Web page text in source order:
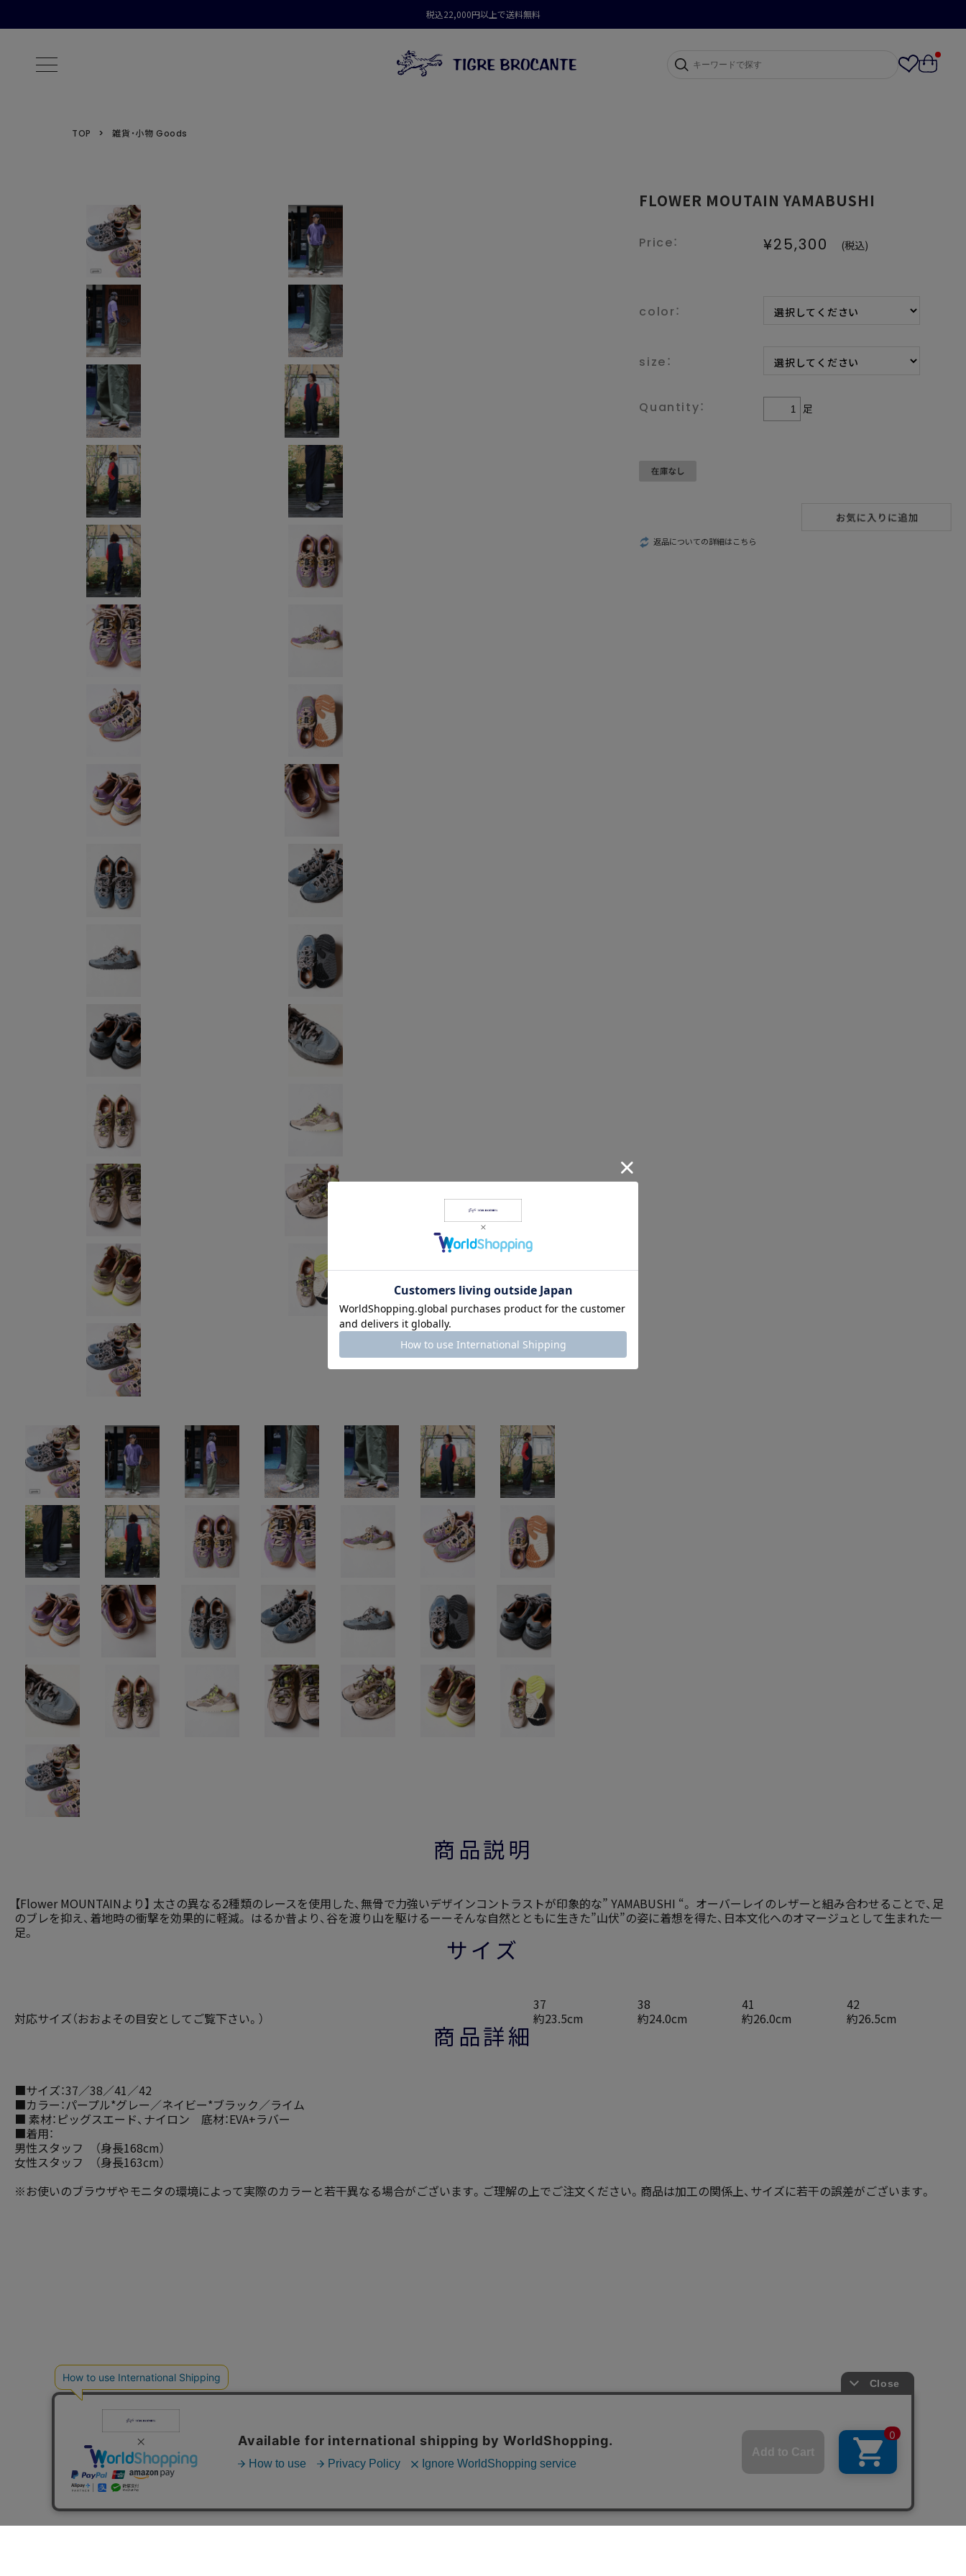
税込22,000円以上で送料無料
TOP 雑貨・小物 Goods
FLOWER MOUTAIN YAMABUSHI
¥25,300 (税込)
color：
size：
足
返品についての詳細はこちら
商品説明
【Flower MOUNTAINより】 太さの異なる2種類のレースを使用した、無骨で力強いデザインコントラストが印象的な” YAMABUSHI “。 オーバーレイのレザーと組み合わせることで、足
のブレを抑え、着地時の衝撃を効果的に軽減。 はるか昔より、谷を渡り山を駆けるーーそんな自然とともに生きた”山伏”の姿に着想を得た、日本文化へのオマージュとして生まれた一
足。
サイズ
37 38 41
42
対応サイズ（おおよその目安としてご覧下さい。）
約23.5cm 約24.0cm 約26.0cm 約26.5cm
商品詳細
■サイズ：37／38／41／42
■カラー：パープル*グレー／ネイビー*ブラック／ライム
■ 素材：ピッグスエード、ナイロン 底材：EVA+ラバー
■着用：
男性スタッフ （身長168cm）
女性スタッフ （身長163cm）
※お使いのブラウザやモニタの環境によって実際のカラーと若干異なる場合がございます。ご理解の上でご注文ください。商品は加工の関係上、サイズに若干の誤差がございます。